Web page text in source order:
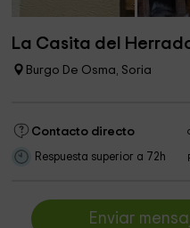
La Casita del
Burgo De Osma, Soria
Contacto directo
Respuesta superior a 72h
Enviar